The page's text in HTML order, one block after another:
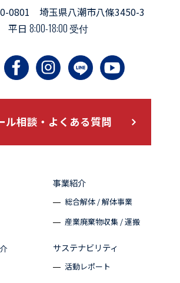
0801 埼玉県八潮市八條3450-3
平日 8:00-18:00 受付
ル相談・よくある質問
事業紹介
総合解体 / 解体事業
産業廃棄物収集 / 運搬
サステナビリティ
活動レポート